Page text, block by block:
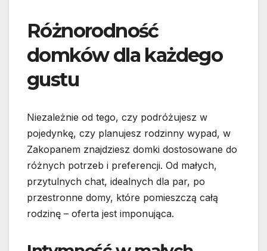
Różnorodność
domków dla każdego
gustu
Niezależnie od tego, czy podróżujesz w
pojedynkę, czy planujesz rodzinny wypad, w
Zakopanem znajdziesz domki dostosowane do
różnych potrzeb i preferencji. Od małych,
przytulnych chat, idealnych dla par, po
przestronne domy, które pomieszczą całą
rodzinę – oferta jest imponująca.